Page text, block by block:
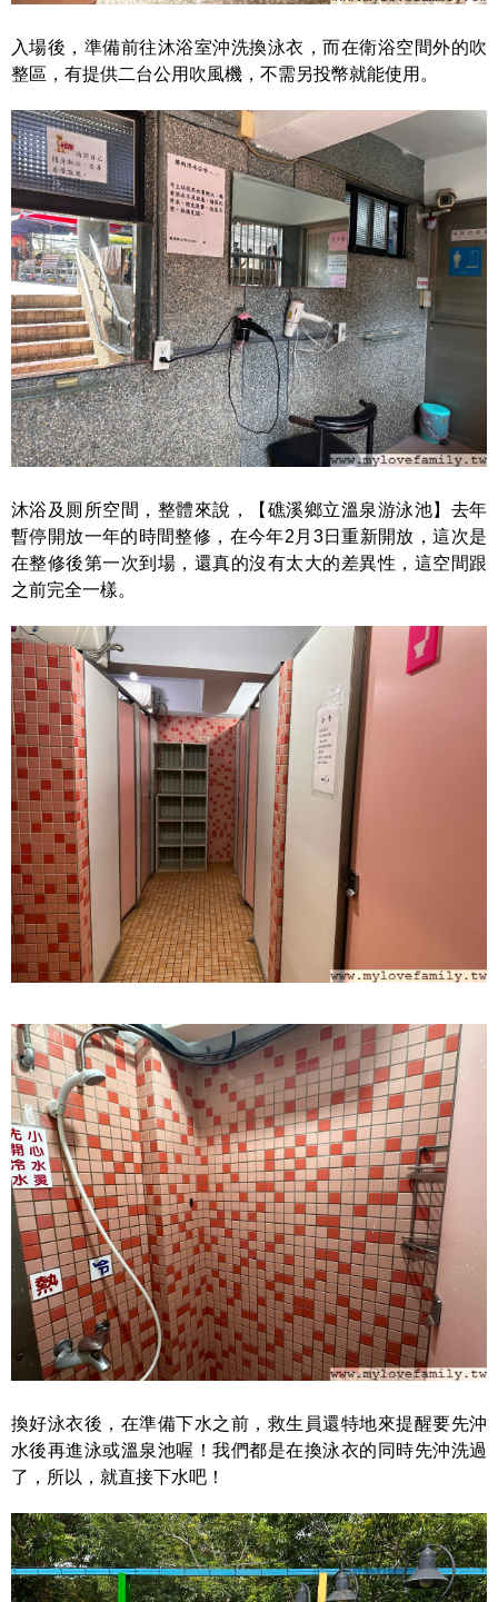
入場後，準備前往沐浴室沖洗換泳衣，而在衛浴空間外的吹
整區，有提供二台公用吹風機，不需另投幣就能使用。
沐浴及厠所空間，整體來說，【礁溪鄉立溫泉游泳池】去年
暫停開放一年的時間整修，在今年2月3日重新開放，這次是
在整修後第一次到場，還真的沒有太大的差異性，這空間跟
之前完全一樣。
換好泳衣後，在準備下水之前，救生員還特地來提醒要先沖
水後再進泳或溫泉池喔！我們都是在換泳衣的同時先沖洗過
了，所以，就直接下水吧！